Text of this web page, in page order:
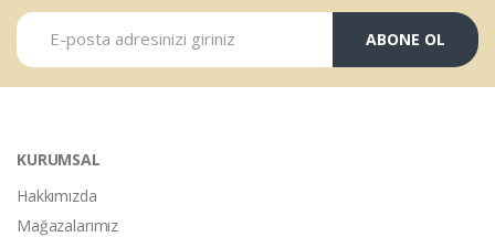
ABONE OL
KURUMSAL
Hakkımızda
Mağazalarımız